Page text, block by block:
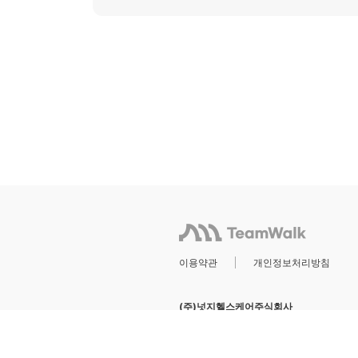
이용약관 개인정보처리방침
(주)넛지헬스케어주식회사